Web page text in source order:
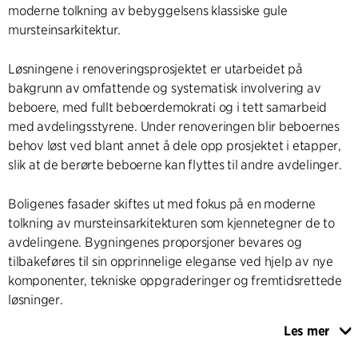
moderne tolkning av bebyggelsens klassiske gule
mursteinsarkitektur.
Løsningene i renoveringsprosjektet er utarbeidet på
bakgrunn av omfattende og systematisk involvering av
beboere, med fullt beboerdemokrati og i tett samarbeid
med avdelingsstyrene. Under renoveringen blir beboernes
behov løst ved blant annet å dele opp prosjektet i etapper,
slik at de berørte beboerne kan flyttes til andre avdelinger.
Boligenes fasader skiftes ut med fokus på en moderne
tolkning av mursteinsarkitekturen som kjennetegner de to
avdelingene. Bygningenes proporsjoner bevares og
tilbakeføres til sin opprinnelige eleganse ved hjelp av nye
komponenter, tekniske oppgraderinger og fremtidsrettede
løsninger.
En del av avdelingene bestod opprinnelig av midlertidige
Les mer